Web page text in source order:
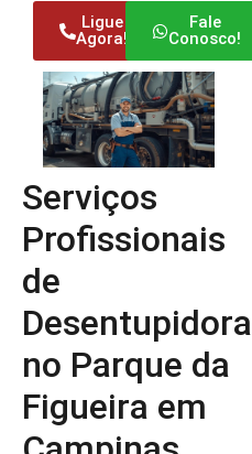
Ligue
Agora!
Fale
Conosco!
Serviços
Profissionais
de
Desentupidora
no Parque da
Figueira em